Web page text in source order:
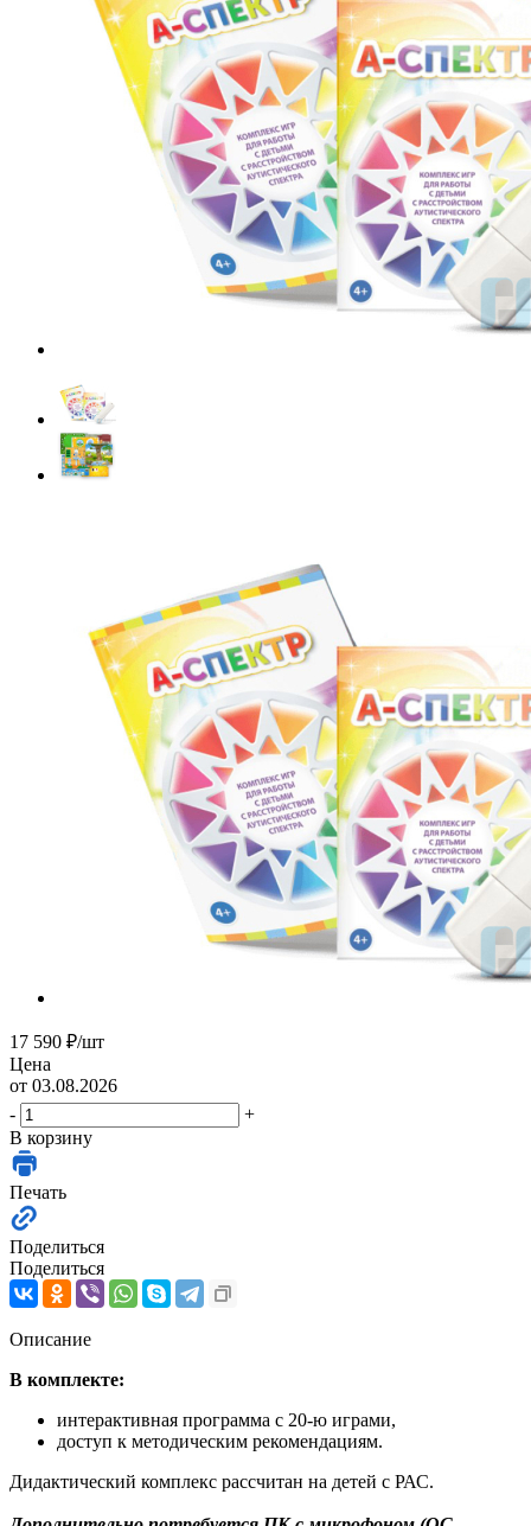
17 590 ₽/шт
Цена
от 03.08.2026
-
+
В корзину
Печать
Поделиться
Поделиться
Описание
В комплекте:
интерактивная программа с 20-ю играми,
доступ к методическим рекомендациям.
Дидактический комплекс рассчитан на детей с РАС.